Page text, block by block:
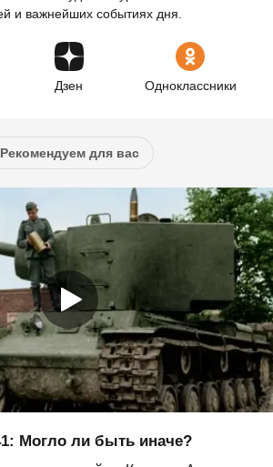
и важнейших событиях дня.
Дзен Одноклассники
Рекомендуем для вас
Могло ли быть иначе?